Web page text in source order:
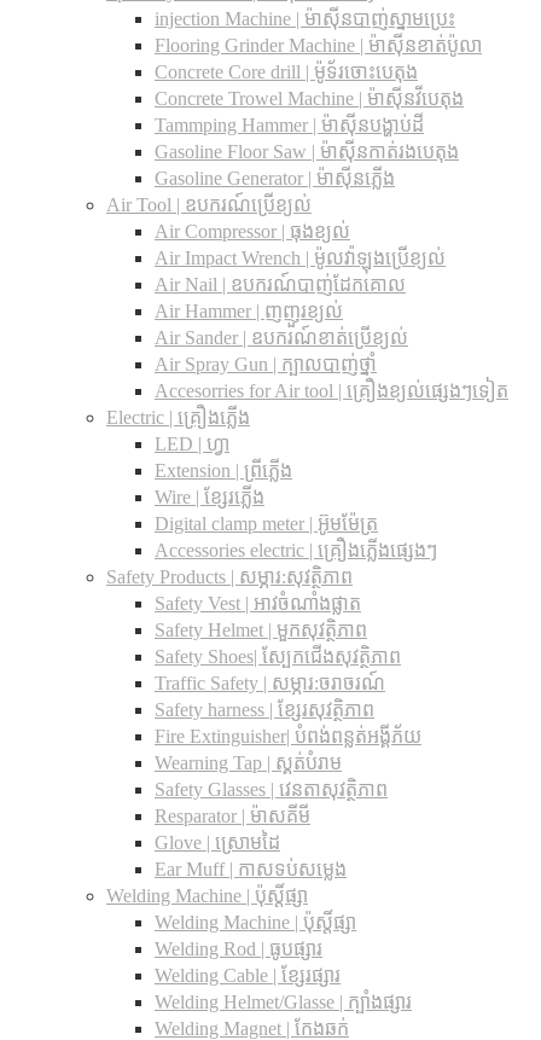
injection Machine | ម៉ាស៊ីនបាញ់ស្នាមប្រេះ
Flooring Grinder Machine | ម៉ាស៊ីនខាត់ប៉ូលា
Concrete Core drill | ម៉ូទ័រចោះបេតុង
Concrete Trowel Machine | ម៉ាស៊ីនវីបេតុង
Tammping Hammer | ម៉ាស៊ីនបង្ហាប់ដី
Gasoline Floor Saw | ម៉ាស៊ីនកាត់រងបេតុង
Gasoline Generator | ម៉ាស៊ីនភ្លើង
Air Tool | ឧបករណ៍ប្រើខ្យល់
Air Compressor | ធុងខ្យល់
Air Impact Wrench | ម៉ូលវ៉ាឡុងប្រើខ្យល់
Air Nail | ឧបករណ៍បាញ់ដែកគោល
Air Hammer | ញញួរខ្យល់
Air Sander | ឧបករណ៍ខាត់ប្រើខ្យល់
Air Spray Gun | ក្បាលបាញ់ថ្នាំ
Accesorries for Air tool | គ្រឿងខ្យល់ផ្សេងៗទៀត
Electric | គ្រឿងភ្លើង
LED | ហ្វា
Extension | ព្រីភ្លើង
Wire | ខ្សែរភ្លើង
Digital clamp meter | អ៊ូមម៉ែត្រ
Accessories electric | គ្រឿងភ្លើងផ្សេងៗ
Safety Products | សម្ភារ:សុវត្ថិភាព
Safety Vest | អាវចំណាំងផ្លាត
Safety Helmet | មួកសុវត្ថិភាព
Safety Shoes| ស្បែកជើងសុវត្ថិភាព
Traffic Safety​ | សម្ភារ:ចរាចរណ៍
Safety harness | ខ្សែរសុវត្ថិភាព
Fire Extinguisher| បំពង់ពន្លត់អង្គីភ័យ
Wearning Tap | ស្គត់បំរាម
Safety Glasses | វេនតាសុវត្ថិភាព
Resparator | ម៉ាសគីមី
Glove | ស្រោមដៃ
Ear Muff | កាសទប់សម្លេង
Welding Machine | ប៉ុស្តិ៍ផ្សា
Welding Machine | ប៉ុស្តិ៍ផ្សា
Welding Rod | ធូបផ្សារ
Welding Cable | ខ្សែរផ្សារ
Welding Helmet/Glasse | ក្បាំងផ្សារ
Welding Magnet | កែងឆក់